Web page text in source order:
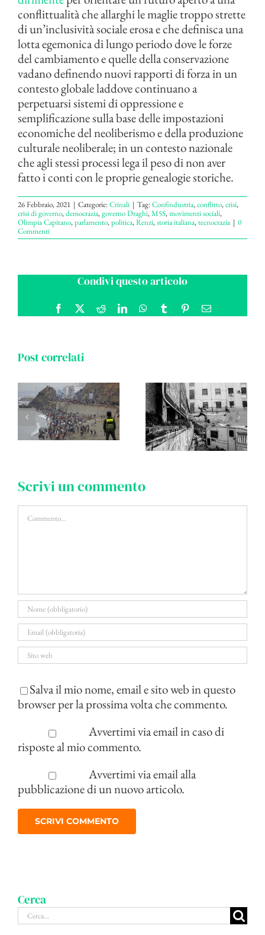
conflittualità che allarghi le maglie troppo strette
di un’inclusività sociale erosa e che definisca una
lotta egemonica di lungo periodo dove le forze
del cambiamento e quelle della conservazione
vadano definendo nuovi rapporti di forza in un
contesto globale laddove continuano a
perpetuarsi sistemi di oppressione e
semplificazione sulla base delle impostazioni
economiche del neoliberismo e della produzione
culturale neoliberale; in un contesto nazionale
che agli stessi processi lega il peso di non aver
fatto i conti con le proprie genealogie storiche.
26 Febbraio, 2021 | Categorie:Crinali | Tag:Confindustria,conflitto,crisi,
crisi di governo,democrazia,governo Draghi,M5S,movimenti sociali,
Olimpia Capitano,parlamento,politica,Renzi,storia italiana,tecnocrazia | 0
Commenti
Condivi questo articolo
Facebook RedditLinkedInWhatsApp
Tumblr PinterestEmail
Post correlati
Scrivi un commento
Commento
Salva il mio nome, email e sito web in questo
browser per la prossima volta che commento.
Avvertimi via email in caso di
risposte al mio commento.
Avvertimi via email alla
pubblicazione di un nuovo articolo.
Cerca
Cerca
per: